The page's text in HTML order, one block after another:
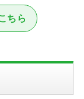
ちら